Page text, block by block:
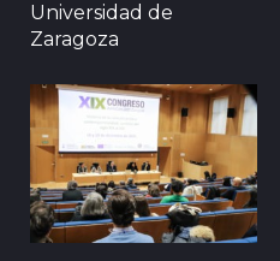
Universidad de
Zaragoza